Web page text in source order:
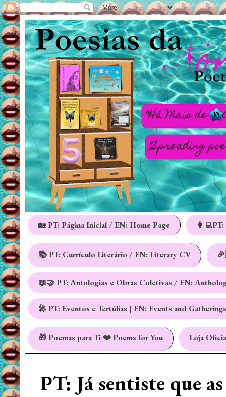
🏡 PT: Página Inicial / EN: Home Page
📚 PT: Currículo Literário / EN: Literary CV
📖🤝 PT: Antologias e Obras Coletivas / EN:
🎤 PT: Eventos e Tertúlias | EN: Events and Gatherings
🎁 Poemas para Ti ❤️ Poems for You Loja
PT: Já sentiste que